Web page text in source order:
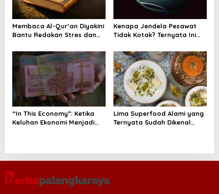
Membaca Al-Qur’an Diyakini
Bantu Redakan Stres dan
Kenapa Jendela Pesawat
Tidak Kotak? Ternyata Ini
“In This Economy”: Ketika
Keluhan Ekonomi Menjadi
Lima Superfood Alami yang
Ternyata Sudah Dikenal